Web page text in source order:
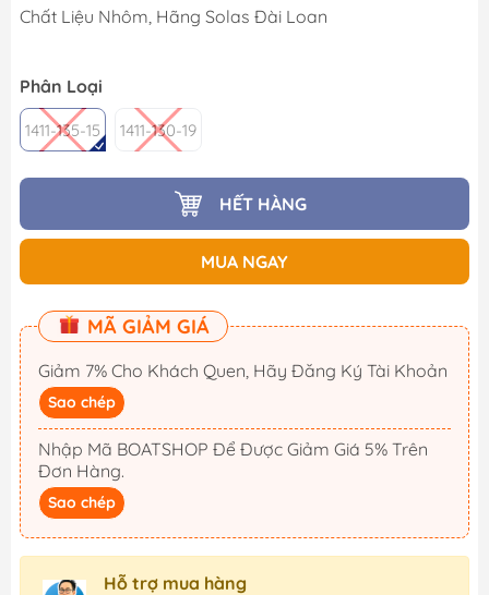
Chất Liệu Nhôm, Hãng Solas Đài Loan
Phân Loại
1411-135-15 1411-130-19
HẾT HÀNG
MUA NGAY
MÃ GIẢM GIÁ
Giảm 7% Cho Khách Quen, Hãy Đăng Ký Tài Khoản
Sao chép
Nhập Mã BOATSHOP Để Được Giảm Giá 5% Trên
Đơn Hàng.
Sao chép
Hỗ trợ mua hàng